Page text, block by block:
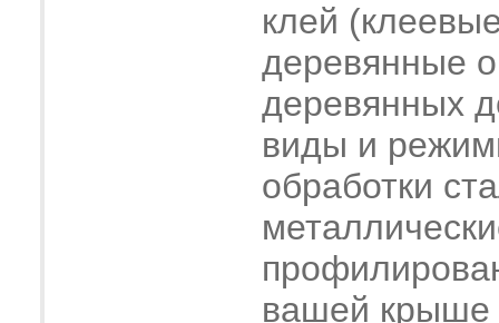
клей
деревянные
деревянных
виды и
обработки
вашей крыше